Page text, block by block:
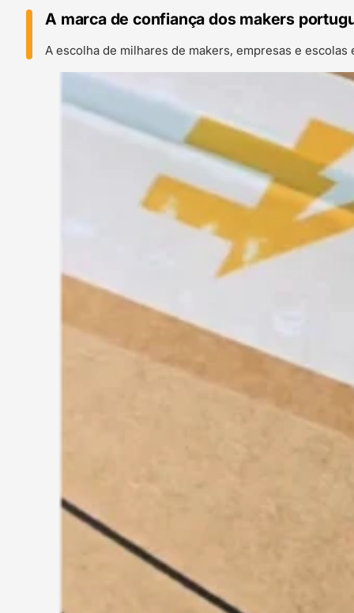
A marca de confiança dos makers
A escolha de milhares de makers, empresas e escolas